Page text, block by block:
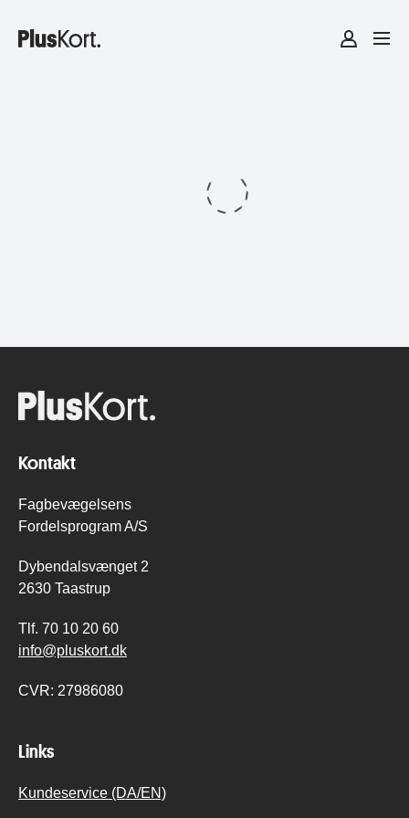
Kontakt
Fagbevægelsens
Fordelsprogram A/S
Dybendalsvænget 2
2630 Taastrup
Tlf. 70 10 20 60
info@pluskort.dk
CVR: 27986080
Links
Kundeservice (DA/EN)